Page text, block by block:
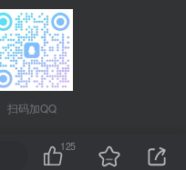
扫码加QQ
125